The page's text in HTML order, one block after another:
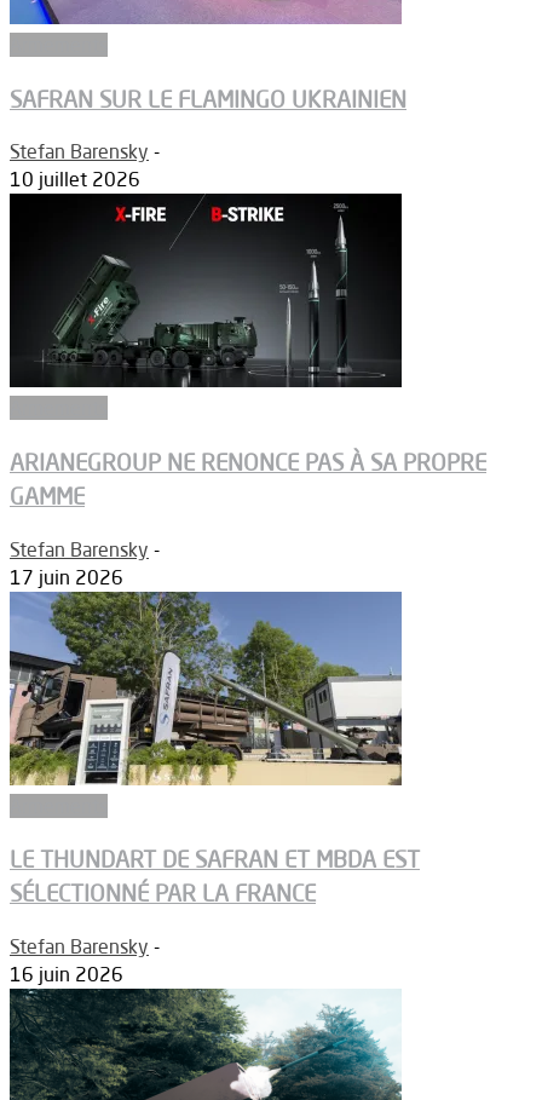
SAFRAN SUR LE FLAMINGO UKRAINIEN
Stefan Barensky -
10 juillet 2026
ARIANEGROUP NE RENONCE PAS À SA PROPRE
GAMME
Stefan Barensky -
17 juin 2026
LE THUNDART DE SAFRAN ET MBDA EST
SÉLECTIONNÉ PAR LA FRANCE
Stefan Barensky -
16 juin 2026